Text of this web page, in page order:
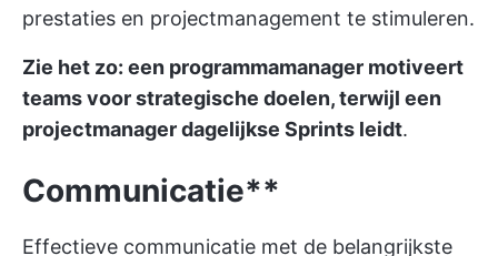
prestaties en projectmanagement te stimuleren.
Zie het zo: een programmamanager motiveert
teams voor strategische doelen, terwijl een
projectmanager dagelijkse Sprints leidt.
Communicatie**
Effectieve communicatie met de belangrijkste